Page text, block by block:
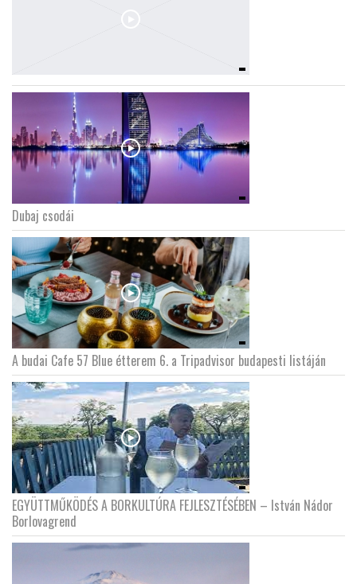
Dubaj csodái
A budai Cafe 57 Blue étterem 6. a Tripadvisor budapesti listáján
EGYÜTTMŰKÖDÉS A BORKULTÚRA FEJLESZTÉSÉBEN – István Nádor
Borlovagrend